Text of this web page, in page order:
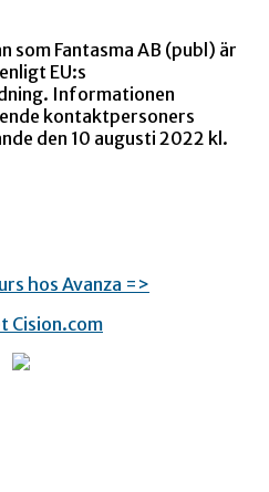
som Fantasma AB (publ) är
EU:s
Informationen
kontaktpersoners
den 10 augusti 2022 kl.
hos Avanza =>
Cision.com